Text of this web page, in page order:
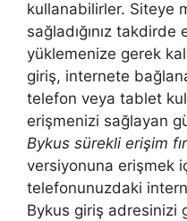
kullanabilirler. Siteye
sağladığınız takdirde
yüklemenize gerek
giriş, internete
telefon veya tablet
erişmenizi sağlayan
Bykus sürekli erişim
versiyonuna erişmek
telefonunuzdaki
Bykus giriş adresinizi